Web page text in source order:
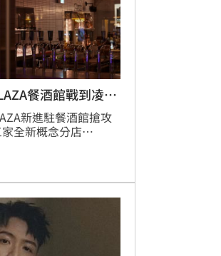
餐酒館戰到凌晨
新進駐餐酒館搶攻
全新概念分店
汲飲式雞尾酒吧)，
& BAR HOME」
館週五、週六皆營業
夜生活新選擇。（賴